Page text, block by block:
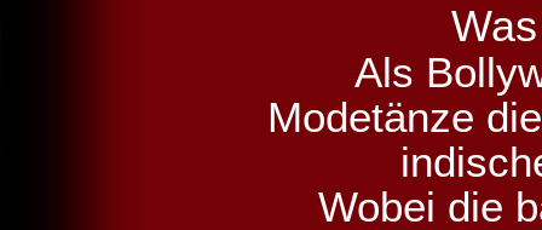
Als
Modetänze
Wobei die